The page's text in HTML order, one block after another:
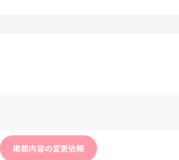
掲載内容の変更依頼